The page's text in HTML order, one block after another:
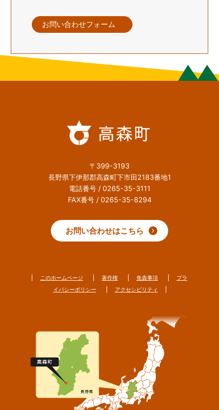
お問い合わせフォーム
〒399-3193
長野県下伊那郡高森町下市田2183番地1
電話番号 / 0265-35-3111
FAX番号 / 0265-35-8294
お問い合わせはこちら
このホームページ 著作権 免責事項
プラ
イバシーポリシー
アクセシビリティ